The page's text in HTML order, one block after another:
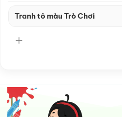
Tranh tô màu Trò Chơi